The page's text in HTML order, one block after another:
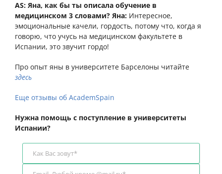
AS: Яна, как бы ты описала обучение в
медицинском 3 словами? Яна: Интересное,
эмоциональные качели, гордость, потому что, когда я
говорю, что учусь на медицинском факультете в
Испании, это звучит гордо!
Про опыт яны в университете Барселоны читайте
здесь
Еще отзывы об AcademSpain
Нужна помощь с поступление в университеты
Испании?